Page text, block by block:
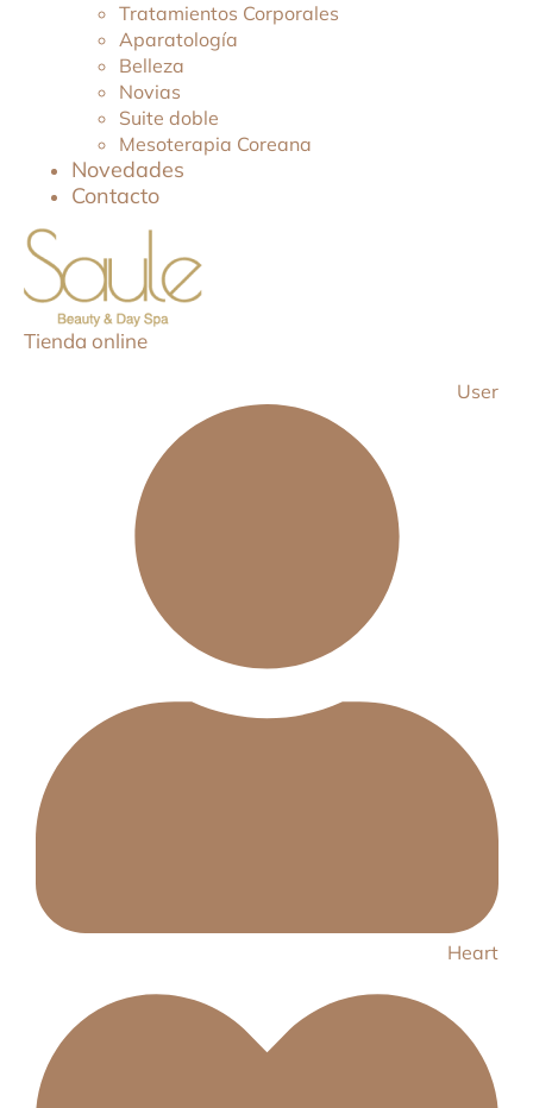
Tratamientos Corporales
Aparatología
Belleza
Novias
Suite doble
Mesoterapia Coreana
Novedades
Contacto
Tienda online
User
Heart